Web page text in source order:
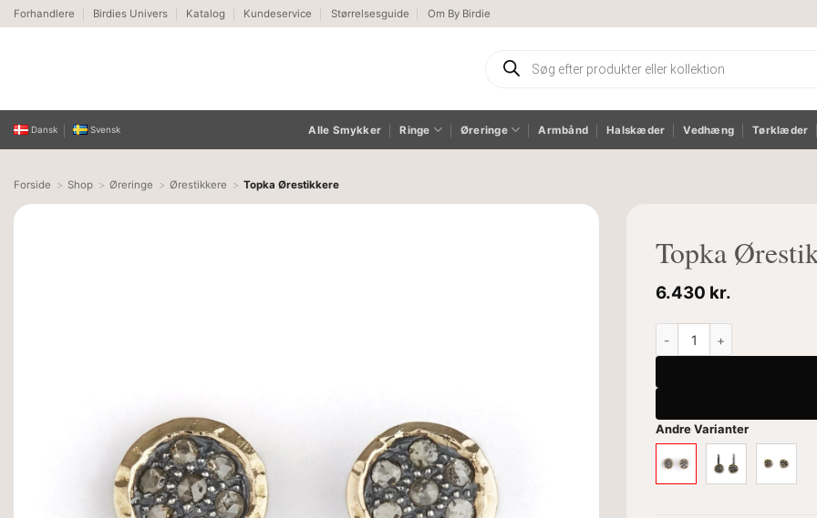
Fortsæt
til
Forhandlere Birdies Univers Katalog Kundeservice Størrelsesguide Om By Birdie
search
Dansk Svensk Alle Smykker Ringe Øreringe Armbånd Halskæder Vedhæng Tørklæder
Forside Shop Øreringe Ørestikkere Topka Ørestikkere
Topka
6.430 kr.
Topka Ørestikkere antal
Andre Varianter